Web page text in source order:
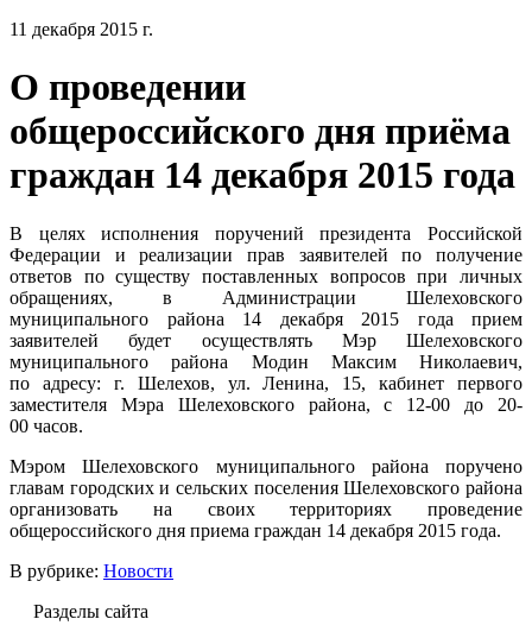
11 декабря 2015 г.
О проведении
общероссийского дня приёма
граждан 14 декабря 2015 года
В целях исполнения поручений президента Российской
Федерации и реализации прав заявителей по получение
ответов по существу поставленных вопросов при личных
обращениях, в Администрации Шелеховского
муниципального района 14 декабря 2015 года прием
заявителей будет осуществлять Мэр Шелеховского
муниципального района Модин Максим Николаевич,
по адресу: г. Шелехов, ул. Ленина, 15, кабинет первого
заместителя Мэра Шелеховского района, с 12-00 до 20-
00 часов.
Мэром Шелеховского муниципального района поручено
главам городских и сельских поселения Шелеховского района
организовать на своих территориях проведение
общероссийского дня приема граждан 14 декабря 2015 года.
В рубрике: Новости
Разделы сайта